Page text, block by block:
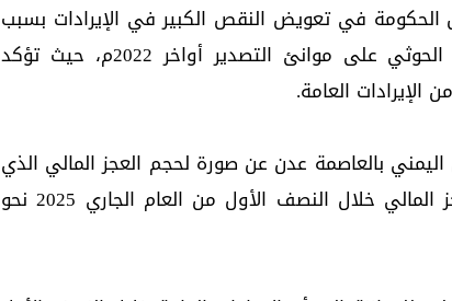
الحكومة في تعويض النقص الكبير في الإيرادات بسبب
توقف تصدير النفط جراء هجمات مليشيا الحوثي على موانئ التصدير أواخر 2022م، حيث تؤكد
بالعاصمة عدن عن صورة لحجم العجز المالي الذي
تعاني منه موازنة الحكومة، حيث بلغ العجز المالي خلال النصف الأول من العام الجاري 2025 نحو